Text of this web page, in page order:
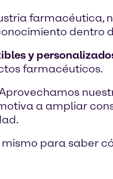
farmacéutica,
y
farmacéuticos.
a ampliar
para saber